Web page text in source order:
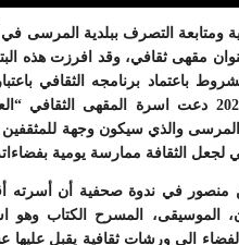
مقهى ثقافي، وقد افرزت هذه
باعتماد برنامجه الثقافي
الأسبوع الفارط، يوم الاحد 20 جوان 2021 دعت
والذي سيكون وجهة
لجعل الثقافة ممارسة يومية
منصور في ندوة صحفية أن أسرته
الموسيقى، المسرح الكتاب
الى ورشات ثقافية يقبل عليها